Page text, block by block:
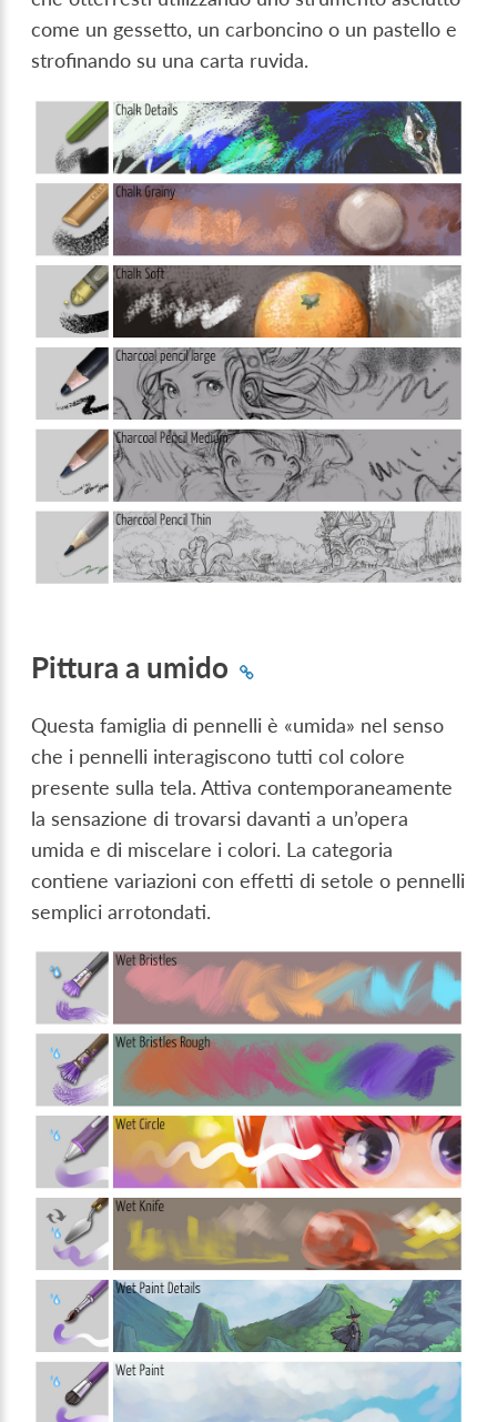
come un gessetto, un carboncino o un pastello e
strofinando su una carta ruvida.
Pittura a umido
Questa famiglia di pennelli è «umida» nel senso
che i pennelli interagiscono tutti col colore
presente sulla tela. Attiva contemporaneamente
la sensazione di trovarsi davanti a un’opera
umida e di miscelare i colori. La categoria
contiene variazioni con effetti di setole o pennelli
semplici arrotondati.